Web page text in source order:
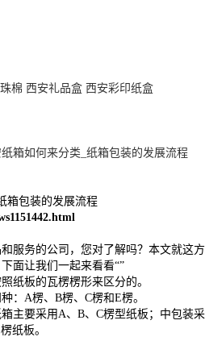
棉 西安礼品盒 西安彩印纸盒
纸箱如何来分类_纸箱包装的发展流程
箱包装的发展流程
服务的公司，您对了解吗？本文就这方
面让我们一起来看看“”
纸板的瓦楞楞形来区分的。
：A楞、B楞、C楞和E楞。
主要采用A、B、C楞型纸板；中包装采
纸板。